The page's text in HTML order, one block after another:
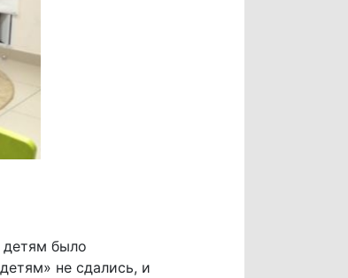
детям было
не сдались, и